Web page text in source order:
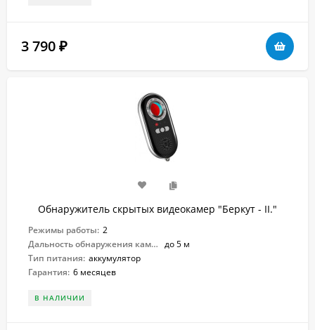
3 790 ₽
Обнаружитель скрытых видеокамер "Беркут - II."
Режимы работы: 2
Дальность обнаружения камер: до 5 м
Тип питания: аккумулятор
Гарантия: 6 месяцев
В НАЛИЧИИ